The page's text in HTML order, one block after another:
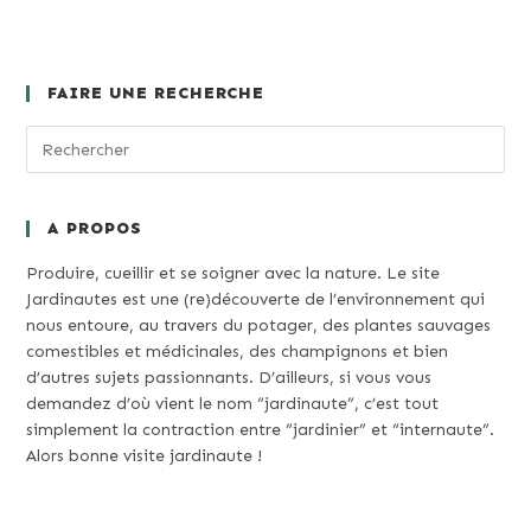
FAIRE UNE RECHERCHE
A PROPOS
Produire, cueillir et se soigner avec la nature. Le site
Jardinautes est une (re)découverte de l’environnement qui
nous entoure, au travers du potager, des plantes sauvages
comestibles et médicinales, des champignons et bien
d’autres sujets passionnants. D’ailleurs, si vous vous
demandez d’où vient le nom “jardinaute”, c’est tout
simplement la contraction entre “jardinier” et “internaute”.
Alors bonne visite jardinaute !